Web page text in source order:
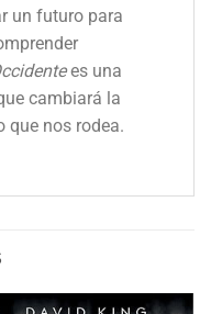
un futuro para
es una
cambiará la
que nos rodea.